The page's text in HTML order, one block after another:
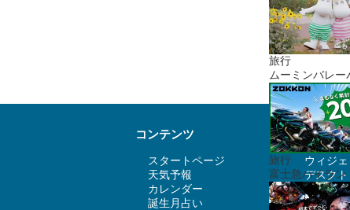
旅行
ムーミンバレ
旅行
富士急ハイラン
コンテンツ
スタートページ
天気予報
カレンダー
誕生月占い
ツール
ウィジェ
デスク
E
E